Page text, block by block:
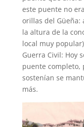
este puente no
orillas del Güeña:
la altura de la
local muy
Guerra Civil: Hoy
puente completo,
sostenían se
más.